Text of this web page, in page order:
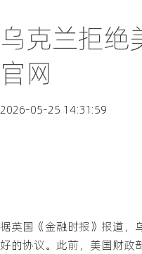
乌克兰拒
官网
2026-05-25 14:31:59
据英国《金融时报》报道，
好的协议。此前，美国财政